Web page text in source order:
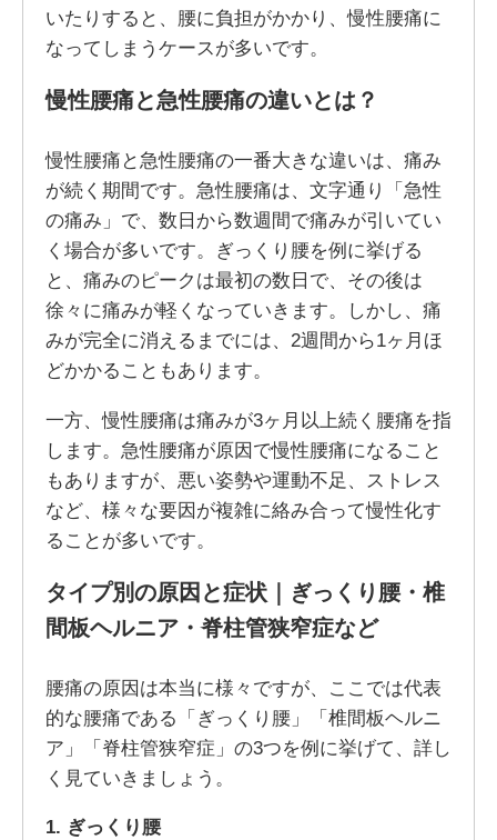
いたりすると、腰に負担がかかり、慢性腰痛に
なってしまうケースが多いです。
慢性腰痛と急性腰痛の違いとは？
慢性腰痛と急性腰痛の一番大きな違いは、痛み
が続く期間です。急性腰痛は、文字通り「急性
の痛み」で、数日から数週間で痛みが引いてい
く場合が多いです。ぎっくり腰を例に挙げる
と、痛みのピークは最初の数日で、その後は
徐々に痛みが軽くなっていきます。しかし、痛
みが完全に消えるまでには、2週間から1ヶ月ほ
どかかることもあります。
一方、慢性腰痛は痛みが3ヶ月以上続く腰痛を指
します。急性腰痛が原因で慢性腰痛になること
もありますが、悪い姿勢や運動不足、ストレス
など、様々な要因が複雑に絡み合って慢性化す
ることが多いです。
タイプ別の原因と症状｜ぎっくり腰・椎
間板ヘルニア・脊柱管狭窄症など
腰痛の原因は本当に様々ですが、ここでは代表
的な腰痛である「ぎっくり腰」「椎間板ヘルニ
ア」「脊柱管狭窄症」の3つを例に挙げて、詳し
く見ていきましょう。
1. ぎっくり腰